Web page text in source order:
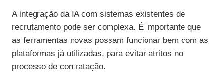
A integração da IA com sistemas existentes de
recrutamento pode ser complexa. É importante que
as ferramentas novas possam funcionar bem com as
plataformas já utilizadas, para evitar atritos no
processo de contratação.